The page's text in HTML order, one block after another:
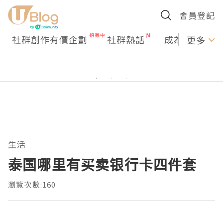
會員登記
社群創作有價企劃 社群熱話 成為U更多
生活
泰国哪里有买卖银行卡四件套
瀏覽次數:160